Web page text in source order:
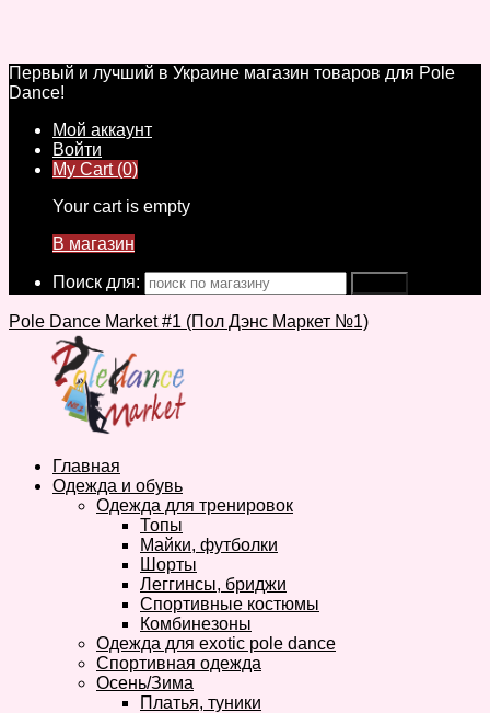
Первый и лучший в Украине магазин товаров для Pole
Dance!
Мой аккаунт
Войти
My Cart (0)
Your cart is empty
В магазин
Поиск для:
Pole Dance Market #1 (Пол Дэнс Маркет №1)
Главная
Одежда и обувь
Одежда для тренировок
Топы
Майки, футболки
Шорты
Леггинсы, бриджи
Спортивные костюмы
Комбинезоны
Одежда для exotic pole dance
Спортивная одежда
Осень/Зима
Платья, туники